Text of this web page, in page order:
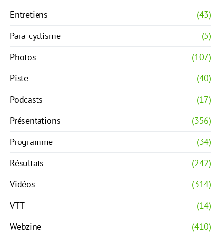
Entretiens
(43)
Para-cyclisme
(5)
Photos
(107)
Piste
(40)
Podcasts
(17)
Présentations
(356)
Programme
(34)
Résultats
(242)
Vidéos
(314)
VTT
(14)
Webzine
(410)